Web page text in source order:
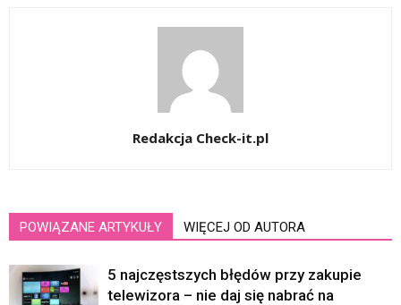
Redakcja Check-it.pl
POWIĄZANE ARTYKUŁY WIĘCEJ OD AUTORA
5 najczęstszych błędów przy zakupie
telewizora – nie daj się nabrać na